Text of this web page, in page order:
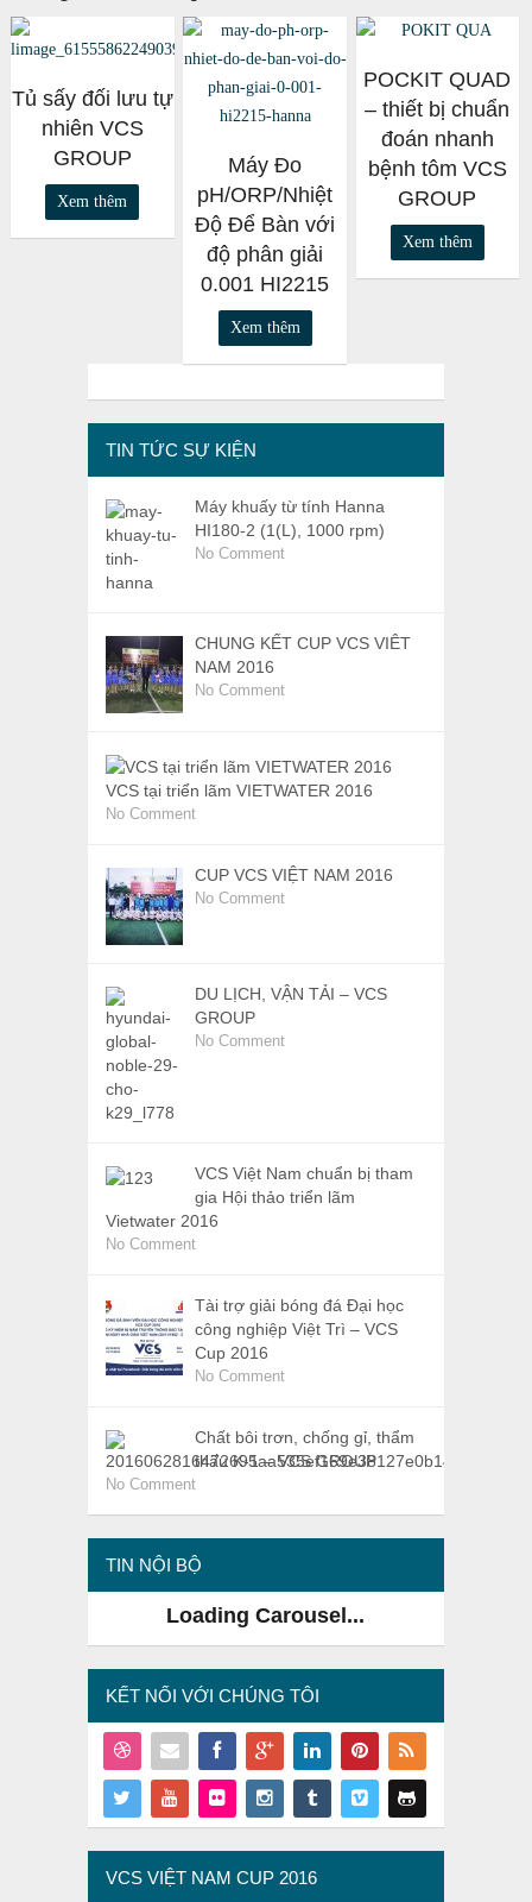
Tủ sấy đối lưu tự
nhiên VCS
GROUP
Xem thêm
Máy Đo
pH/ORP/Nhiệt
Độ Để Bàn với
độ phân giải
0.001 HI2215
Xem thêm
POCKIT QUAD
– thiết bị chuẩn
đoán nhanh
bệnh tôm VCS
GROUP
Xem thêm
TIN TỨC SỰ KIỆN
Máy khuấy từ tính Hanna
HI180-2 (1(L), 1000 rpm)
No Comment
CHUNG KẾT CUP VCS VIÊT
NAM 2016
No Comment
VCS tại triển lãm VIETWATER 2016
No Comment
CUP VCS VIỆT NAM 2016
No Comment
DU LỊCH, VẬN TẢI – VCS
GROUP
No Comment
VCS Việt Nam chuẩn bị tham
gia Hội thảo triển lãm
Vietwater 2016
No Comment
Tài trợ giải bóng đá Đại học
công nghiệp Việt Trì – VCS
Cup 2016
No Comment
Chất bôi trơn, chống gỉ, thẩm
thấu K-1 – VCS GROUP
No Comment
TIN NỘI BỘ
CUP VCS VIỆT NAM 2016
STRORE OF VCS
KẾT NỐI VỚI CHÚNG TÔI
VCS VIỆT NAM CUP 2016